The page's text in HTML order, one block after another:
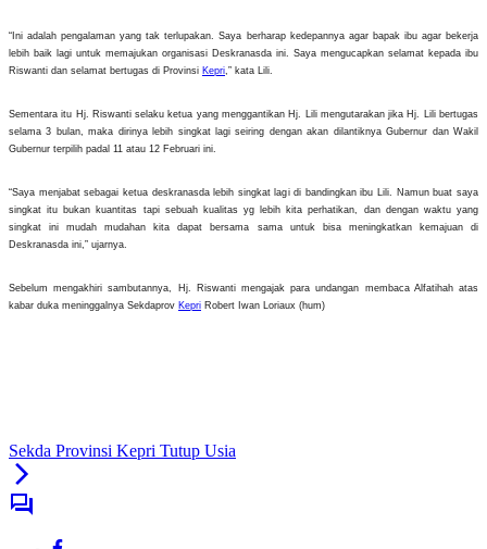
“Ini adalah pengalaman yang tak terlupakan. Saya berharap kedepannya agar bapak ibu agar bekerja
lebih baik lagi untuk memajukan organisasi Deskranasda ini. Saya mengucapkan selamat kepada ibu
Riswanti dan selamat bertugas di Provinsi Kepri,” kata Lili.
Sementara itu Hj. Riswanti selaku ketua yang menggantikan Hj. Lili mengutarakan jika Hj. Lili bertugas
selama 3 bulan, maka dirinya lebih singkat lagi seiring dengan akan dilantiknya Gubernur dan Wakil
Gubernur terpilih padal 11 atau 12 Februari ini.
“Saya menjabat sebagai ketua deskranasda lebih singkat lagi di bandingkan ibu Lili. Namun buat saya
singkat itu bukan kuantitas tapi sebuah kualitas yg lebih kita perhatikan, dan dengan waktu yang
singkat ini mudah mudahan kita dapat bersama sama untuk bisa meningkatkan kemajuan di
Deskranasda ini,” ujarnya.
Sebelum mengakhiri sambutannya, Hj. Riswanti mengajak para undangan membaca Alfatihah atas
kabar duka meninggalnya Sekdaprov Kepri Robert Iwan Loriaux (hum)
Sekda Provinsi Kepri Tutup Usia